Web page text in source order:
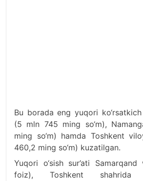
Bu borada eng yuqori
(5 mln 745 ming so‘m),
ming so‘m) hamda Toshkent
460,2 ming so‘m) kuzatilgan.
Yuqori o‘sish sur’ati Samarqand
foiz), Toshkent shahrida